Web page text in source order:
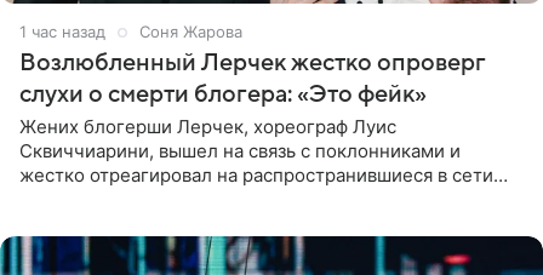
1 час назад Соня Жарова
Возлюбленный Лерчек жестко опроверг
слухи о смерти блогера: «Это фейк»
Жених блогерши Лерчек, хореограф Луис
Сквиччиарини, вышел на связь с поклонниками и
жестко отреагировал на распространившиеся в сети